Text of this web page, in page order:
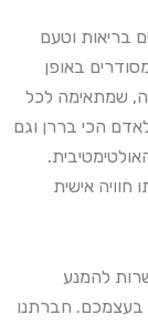
בריאות וטעם
באופן
שמתאימה לכל
הכי בררן וגם
חוויה אישית
להמנע
בעצמכם. חברתנו